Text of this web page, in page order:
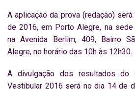
A aplicação da prova (redação)
de 2016, em Porto Alegre, na
na Avenida Berlim, 409, Bairro
Alegre, no horário das 10h às 12h30.
A divulgação dos resultados do
Vestibular 2016 será no dia 14 de